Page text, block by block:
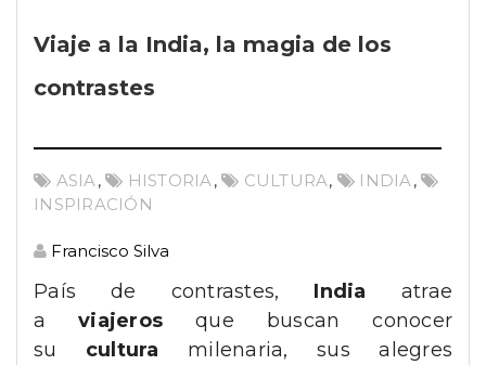
Viaje a la India, la magia de los
contrastes
ASIA , HISTORIA , CULTURA, INDIA ,
INSPIRACIÓN
Francisco Silva
País de contrastes, India atrae
aviajeros que buscan conocer
su cultura milenaria, sus alegres